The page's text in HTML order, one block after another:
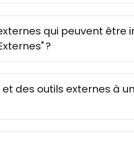
qui peuvent être
?
des outils externes à